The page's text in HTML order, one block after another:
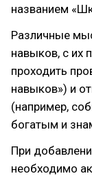
названием
Различные
навыков, с их
проходить
навыков») и
(например,
богатым и
При
необходимо